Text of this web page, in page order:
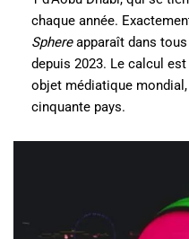
chaque année.
Sphereapparaît dans tous
depuis 2023. Le calcul
objet médiatique
cinquante pays.